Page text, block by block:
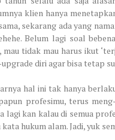
klien hanya
sekarang ada yang
Belum lagi soal
mau tidak mau harus ikut
diri agar bisa tetap
hal ini tak hanya
profesimu, terus
lagi kan kalau di semua
hukum alam. Jadi, yuk